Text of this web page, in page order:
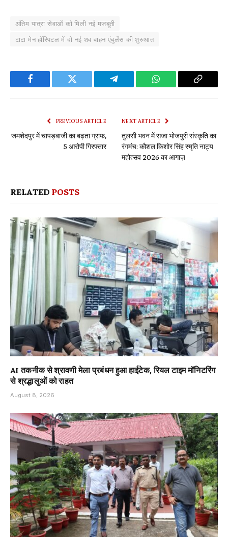
अंतिम यात्रा सेवाओं को मिली नई मजबूती
टाटा मेन हॉस्पिटल में दो नई शव वाहन एंबुलेंस की शुरुआत
Facebook Twitter Telegram WhatsApp Copy
PREVIOUS ARTICLE
जमशेदपुर में चापड़बाजी का बढ़ता ग्राफ,
5 आरोपी गिरफ्तार
NEXT ARTICLE
तुलसी भवन में सजा भोजपुरी संस्कृति का
रंगमंच: कौशल किशोर सिंह स्मृति नाट्य
महोत्सव 2026 का आगाज़
RELATED POSTS
AI तकनीक से श्रावणी मेला प्रबंधन हुआ हाईटेक, रियल टाइम मॉनिटरिंग
से श्रद्धालुओं को राहत
August 8, 2026